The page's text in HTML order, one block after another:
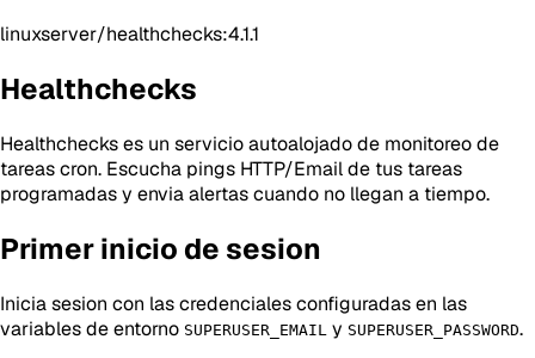
linuxserver/healthchecks:4.1.1
Healthchecks
Healthchecks es un servicio autoalojado de monitoreo de
tareas cron. Escucha pings HTTP/Email de tus tareas
programadas y envia alertas cuando no llegan a tiempo.
Primer inicio de sesion
Inicia sesion con las credenciales configuradas en las
variables de entorno SUPERUSER_EMAIL y SUPERUSER_PASSWORD.